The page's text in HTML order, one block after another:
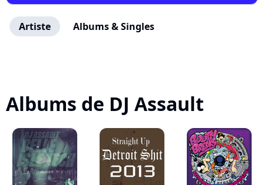
Artiste Albums & Singles
Albums de DJ Assault